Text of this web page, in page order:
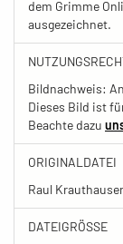
dem Grimme
ausgezeichnet.
Bildnachweis:
Dieses Bild ist
Beachte dazu
ORIGINALDATEI
Raul
DATEIGRÖSSE